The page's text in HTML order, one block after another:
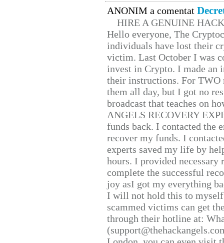
ANONIM a comentat
HIRE A GENUINE
Hello everyone, The
individuals have lost their
victim. Last October I was
invest in Crypto. I made
their instructions. For TWO
them all day, but I got no
broadcast that teaches on
ANGELS RECOVERY
funds back. I contacted the
recover my funds. I
experts saved my life by
hours. I provided
complete the successful
joy asI got my everything
I will not hold this to
scammed victims can get
through their hotline at: